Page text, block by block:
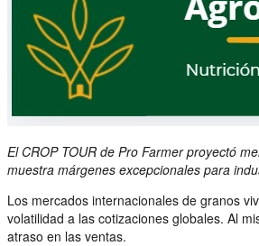
El CROP TOUR de Pro Farmer proyectó
muestra márgenes excepcionales para
Los mercados internacionales de granos
volatilidad a las cotizaciones globales. Al
atraso en las ventas.